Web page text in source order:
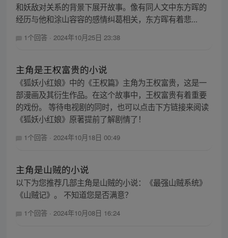
和妖敌对关系的背景下展开故事。像有同人文中东方晖的
经历与他和涂山容容的感情纠葛相关，东方晖有着悲...
1个回答 · 2024年10月25日 23:38
主角是王权富贵的小说
《狐妖小红娘》中的《王权篇》主角为王权富贵，这是一
部漫画及其衍生作品。在这个故事中，王权富贵有着重要
的戏份。 等待电视剧的同时，也可以点击下方链接来阅读
《狐妖小红娘》原著提前了解剧情了！
1个回答 · 2024年10月18日 00:49
主角是山贼的小说
以下为您推荐几部主角是山贼的小说：《最强山贼系统》
《山贼记》。 不知道您是否满意？
1个回答 · 2024年10月08日 16:24